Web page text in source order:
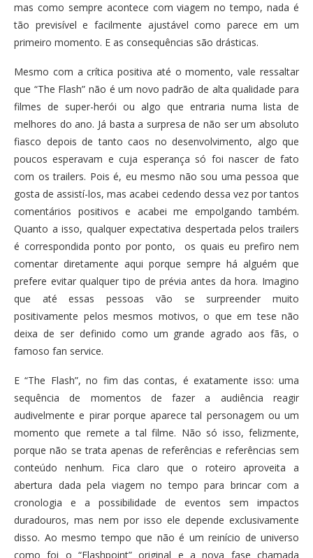
mas como sempre acontece com viagem no tempo, nada é
tão previsível e facilmente ajustável como parece em um
primeiro momento. E as consequências são drásticas.
Mesmo com a crítica positiva até o momento, vale ressaltar
que “The Flash” não é um novo padrão de alta qualidade para
filmes de super-herói ou algo que entraria numa lista de
melhores do ano. Já basta a surpresa de não ser um absoluto
fiasco depois de tanto caos no desenvolvimento, algo que
poucos esperavam e cuja esperança só foi nascer de fato
com os trailers. Pois é, eu mesmo não sou uma pessoa que
gosta de assistí-los, mas acabei cedendo dessa vez por tantos
comentários positivos e acabei me empolgando também.
Quanto a isso, qualquer expectativa despertada pelos trailers
é correspondida ponto por ponto, os quais eu prefiro nem
comentar diretamente aqui porque sempre há alguém que
prefere evitar qualquer tipo de prévia antes da hora. Imagino
que até essas pessoas vão se surpreender muito
positivamente pelos mesmos motivos, o que em tese não
deixa de ser definido como um grande agrado aos fãs, o
famoso fan service.
E “The Flash”, no fim das contas, é exatamente isso: uma
sequência de momentos de fazer a audiência reagir
audivelmente e pirar porque aparece tal personagem ou um
momento que remete a tal filme. Não só isso, felizmente,
porque não se trata apenas de referências e referências sem
conteúdo nenhum. Fica claro que o roteiro aproveita a
abertura dada pela viagem no tempo para brincar com a
cronologia e a possibilidade de eventos sem impactos
duradouros, mas nem por isso ele depende exclusivamente
disso. Ao mesmo tempo que não é um reinício de universo
como foi o “Flashpoint” original e a nova fase chamada